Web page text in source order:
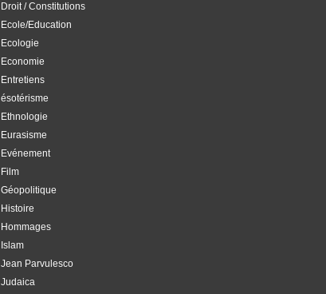
Droit / Constitutions
Ecole/Education
Ecologie
Economie
Entretiens
ésotérisme
Ethnologie
Eurasisme
Evénement
Film
Géopolitique
Histoire
Hommages
Islam
Jean Parvulesco
Judaica